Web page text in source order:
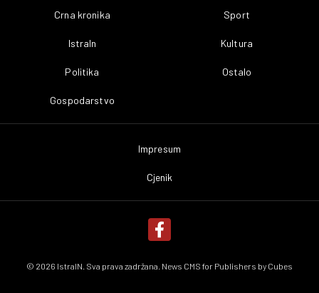
Crna kronika
IstraIn
Politika
Gospodarstvo
Sport
Kultura
Ostalo
Impresum
Cjenik
© 2026 IstraIN. Sva prava zadržana. News CMS for Publishers by Cubes